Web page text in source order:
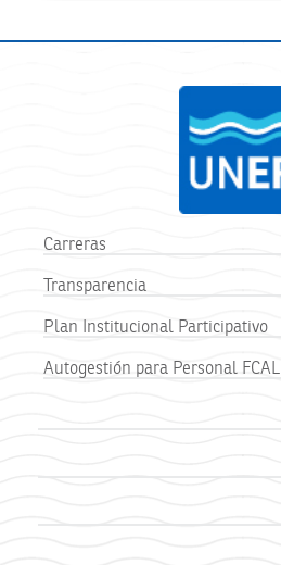
Carreras
Transparencia
Plan Institucional Participativo
Autogestión para Personal FCAL